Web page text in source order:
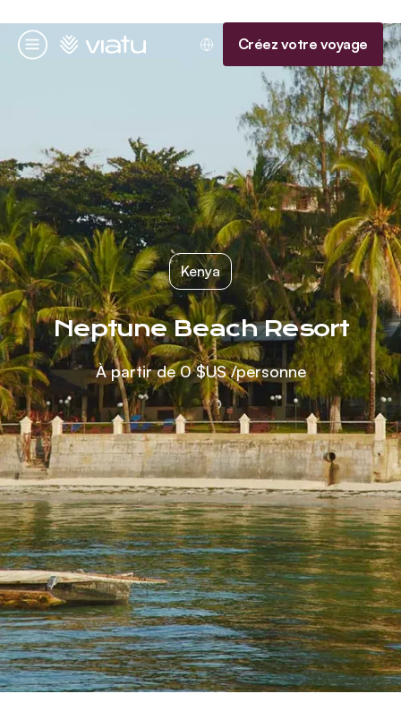
Menu
Accueil Créez votre voyage
Kenya
Neptune Beach Resort
À partir de0 $US/personne